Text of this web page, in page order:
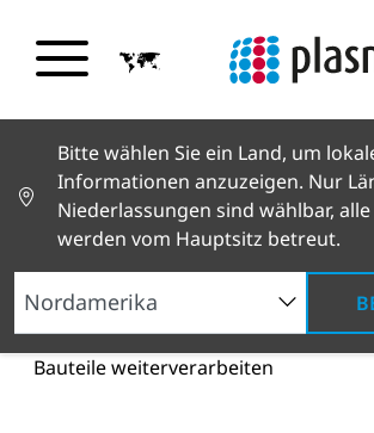
Bitte wählen Sie ein Land, um
Informationen anzuzeigen. Nur
Niederlassungen sind wählbar,
werden vom Hauptsitz betreut.
Neuigkeiten und Geschichten
PR: Haftung von Lacken
Bauteile weiterverarbeiten